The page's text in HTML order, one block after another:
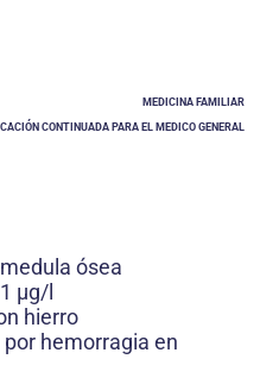
MEDICINA FAMILIAR
CONTINUADA PARA EL MEDICO GENERAL
ósea
µg/l
hierro
hemorragia en